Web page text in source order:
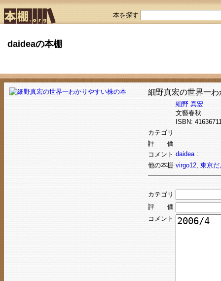
本を探す
daideaの本棚
細野真宏の世界一
細野 真宏
文藝春秋
ISBN:
カテゴリ
評 価
コメント daidea :
他の本棚 virgo12, 東京だ
カテゴリ
評 価
コメント